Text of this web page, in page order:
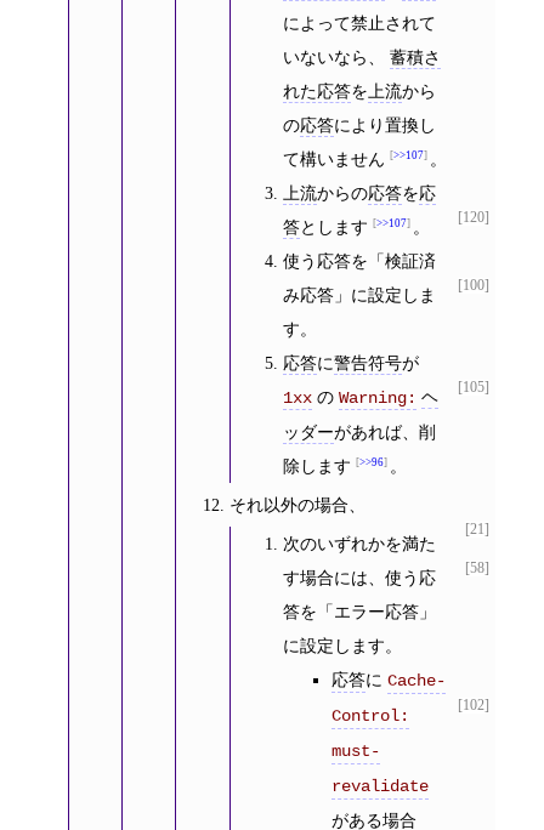
によって禁止されて
いないなら、 蓄積さ
れた応答を 上流から
の応答により置換し
て構いません
>>107 。
[120]
上流からの応答を応
答とします >>107 。
[100]
使う応答を「検証済
み応答」に設定しま
す。
[105]
応答に警告符号が
1xxの Warning: ヘ
ッダーがあれば、削
除します
>>96 。
[21]
それ以外の場合、
[58]
次のいずれかを満た
す場合には、使う応
答を「エラー応答」
に設定します。
[102]
応答に Cache-
Control:
must-
revalidate
がある場合